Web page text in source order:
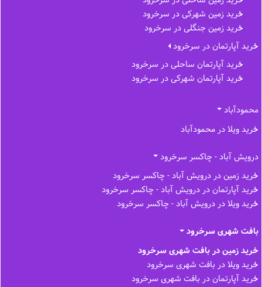
خرید زمین شهرکی در سرخرود
خرید زمین جنگلی در سرخرود
خرید آپارتمان در سرخرود
خرید آپارتمان ساحلی در سرخرود
خرید آپارتمان شهرکی در سرخرود
محمودآباد
خرید ویلا در محمودآباد
درویش آباد - چاکسر سرخرود
خرید زمین در درویش آباد - چاکسر سرخرود
خرید آپارتمان در درویش آباد - چاکسر سرخرود
خرید ویلا در درویش آباد - چاکسر سرخرود
بافت شهری سرخرود
خرید زمین در بافت شهری سرخرود
خرید ویلا در بافت شهری سرخرود
خرید آپارتمان در بافت شهری سرخرود